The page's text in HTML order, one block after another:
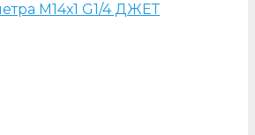
М14х1 G1/4 ДЖЕТ